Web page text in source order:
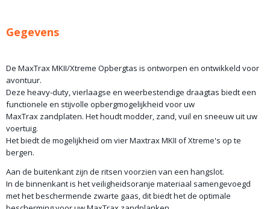
Gegevens
De MaxTrax MKII/Xtreme Opbergtas is ontworpen en ontwikkeld voor
avontuur.
Deze heavy-duty, vierlaagse en weerbestendige draagtas biedt een
functionele en stijvolle opbergmogelijkheid voor uw
MaxTrax zandplaten. Het houdt modder, zand, vuil en sneeuw uit uw
voertuig.
Het biedt de mogelijkheid om vier Maxtrax MKII of Xtreme's op te
bergen.
Aan de buitenkant zijn de ritsen voorzien van een hangslot.
In de binnenkant is het veiligheidsoranje materiaal samengevoegd
met het beschermende zwarte gaas, dit biedt het de optimale